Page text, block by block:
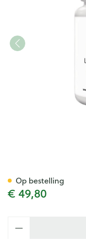
€ 49,80
Op bestelling